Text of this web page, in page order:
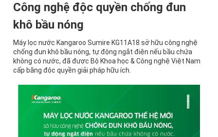
Công nghệ độc quyền chống đun
khô bầu nóng
Máy lọc nước Kangaroo Sumire KG11A18 sở hữu công nghệ
chống đun khô bầu nóng, tự động ngắt điện nếu bầu chứa
không có nước, đã được Bộ Khoa học & Công nghệ Việt Nam
cấp bằng độc quyền giải pháp hữu ích.